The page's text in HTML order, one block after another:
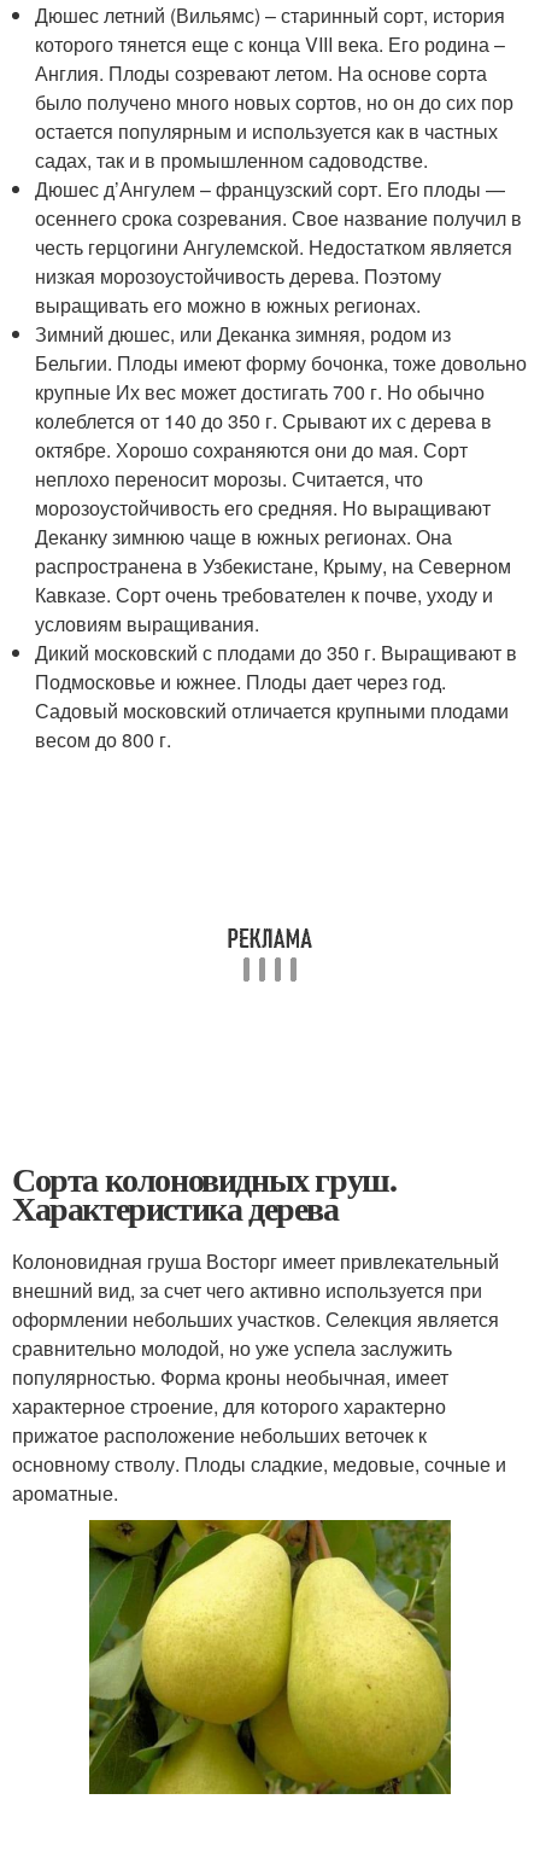
Дюшес летний (Вильямс) – старинный сорт, история
которого тянется еще с конца VIII века. Его родина –
Англия. Плоды созревают летом. На основе сорта
было получено много новых сортов, но он до сих пор
остается популярным и используется как в частных
садах, так и в промышленном садоводстве.
Дюшес д’Ангулем – французский сорт. Его плоды —
осеннего срока созревания. Свое название получил в
честь герцогини Ангулемской. Недостатком является
низкая морозоустойчивость дерева. Поэтому
выращивать его можно в южных регионах.
Зимний дюшес, или Деканка зимняя, родом из
Бельгии. Плоды имеют форму бочонка, тоже довольно
крупные Их вес может достигать 700 г. Но обычно
колеблется от 140 до 350 г. Срывают их с дерева в
октябре. Хорошо сохраняются они до мая. Сорт
неплохо переносит морозы. Считается, что
морозоустойчивость его средняя. Но выращивают
Деканку зимнюю чаще в южных регионах. Она
распространена в Узбекистане, Крыму, на Северном
Кавказе. Сорт очень требователен к почве, уходу и
условиям выращивания.
Дикий московский с плодами до 350 г. Выращивают в
Подмосковье и южнее. Плоды дает через год.
Садовый московский отличается крупными плодами
весом до 800 г.
Сорта колоновидных груш.
Характеристика дерева
Колоновидная груша Восторг имеет привлекательный
внешний вид, за счет чего активно используется при
оформлении небольших участков. Селекция является
сравнительно молодой, но уже успела заслужить
популярностью. Форма кроны необычная, имеет
характерное строение, для которого характерно
прижатое расположение небольших веточек к
основному стволу. Плоды сладкие, медовые, сочные и
ароматные.